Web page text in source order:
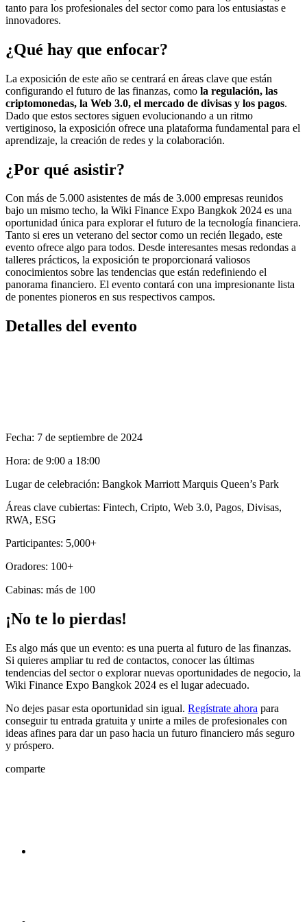
tanto para los profesionales del sector como para los entusiastas e
innovadores.
¿Qué hay que enfocar?
La exposición de este año se centrará en áreas clave que están
configurando el futuro de las finanzas, como la regulación, las
criptomonedas, la Web 3.0, el mercado de divisas y los pagos.
Dado que estos sectores siguen evolucionando a un ritmo
vertiginoso, la exposición ofrece una plataforma fundamental para el
aprendizaje, la creación de redes y la colaboración.
¿Por qué asistir?
Con más de 5.000 asistentes de más de 3.000 empresas reunidos
bajo un mismo techo, la Wiki Finance Expo Bangkok 2024 es una
oportunidad única para explorar el futuro de la tecnología financiera.
Tanto si eres un veterano del sector como un recién llegado, este
evento ofrece algo para todos. Desde interesantes mesas redondas a
talleres prácticos, la exposición te proporcionará valiosos
conocimientos sobre las tendencias que están redefiniendo el
panorama financiero. El evento contará con una impresionante lista
de ponentes pioneros en sus respectivos campos.
Detalles del evento
Fecha: 7 de septiembre de 2024
Hora: de 9:00 a 18:00
Lugar de celebración: Bangkok Marriott Marquis Queen’s Park
Áreas clave cubiertas: Fintech, Cripto, Web 3.0, Pagos, Divisas,
RWA, ESG
Participantes: 5,000+
Oradores: 100+
Cabinas: más de 100
¡No te lo pierdas!
Es algo más que un evento: es una puerta al futuro de las finanzas.
Si quieres ampliar tu red de contactos, conocer las últimas
tendencias del sector o explorar nuevas oportunidades de negocio, la
Wiki Finance Expo Bangkok 2024 es el lugar adecuado.
No dejes pasar esta oportunidad sin igual. Regístrate ahora para
conseguir tu entrada gratuita y unirte a miles de profesionales con
ideas afines para dar un paso hacia un futuro financiero más seguro
y próspero.
comparte